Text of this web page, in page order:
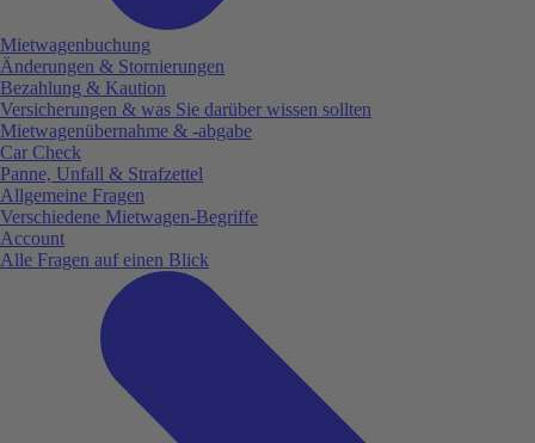
Mietwagenbuchung
Änderungen & Stornierungen
Bezahlung & Kaution
Versicherungen & was Sie darüber wissen sollten
Mietwagenübernahme & -abgabe
Car Check
Panne, Unfall & Strafzettel
Allgemeine Fragen
Verschiedene Mietwagen-Begriffe
Account
Alle Fragen auf einen Blick